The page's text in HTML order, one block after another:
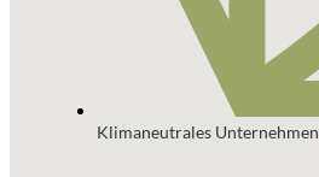
Klimaneutrales Unternehmen